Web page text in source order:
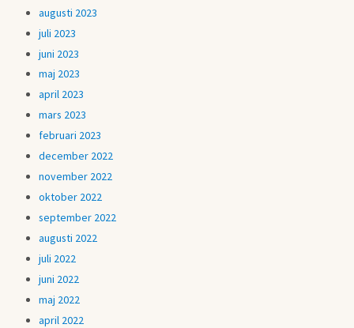
augusti 2023
juli 2023
juni 2023
maj 2023
april 2023
mars 2023
februari 2023
december 2022
november 2022
oktober 2022
september 2022
augusti 2022
juli 2022
juni 2022
maj 2022
april 2022